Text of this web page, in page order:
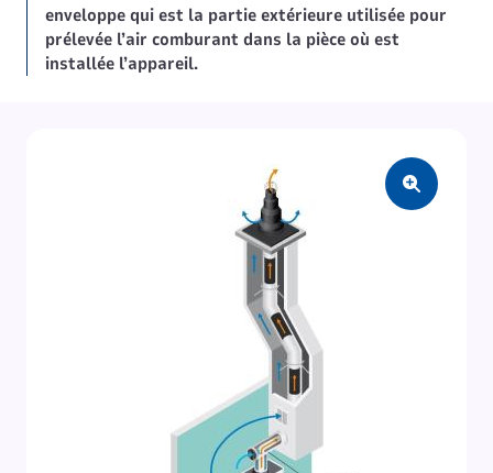
enveloppe qui est la partie extérieure utilisée pour
prélevée l’air comburant dans la pièce où est
installée l’appareil.
Zoom